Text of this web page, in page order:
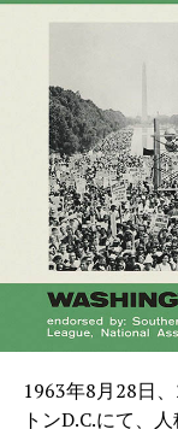
1963年8月28日
トンD.C.にて、